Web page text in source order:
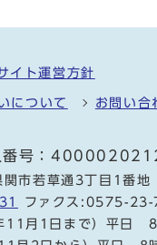
イト運営方針
について お問い合
番号：
市若草通3丁目1番地
ファクス:0575-
11月1日まで）平日